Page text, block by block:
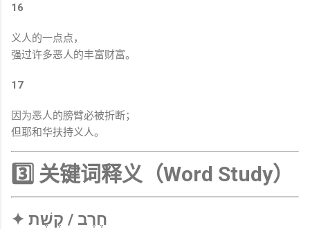
16
义人的一点点，
强过许多恶人的丰富财富。
17
因为恶人的膀臂必被折断；
但耶和华扶持义人。
3️⃣ 关键词释义（Word Study）
✦ חֶרֶב / קֶשֶׁת